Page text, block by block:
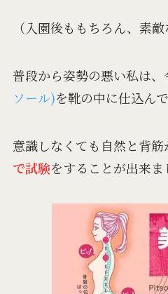
（入園後ももちろん、素敵
普段から姿勢の悪い私は、
ソール)を靴の中に仕込ん
意識しなくても自然と背筋
で試験をすることが出来ま